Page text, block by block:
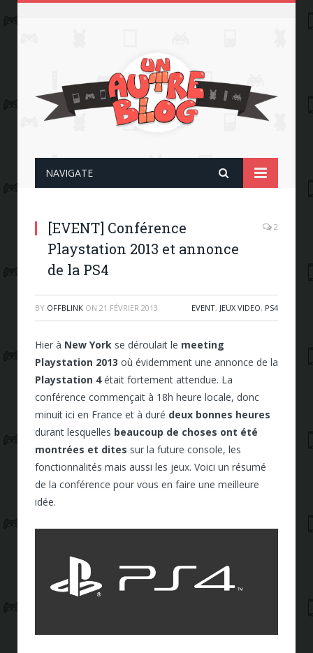
NAVIGATE
[EVENT] Conférence
Playstation 2013 et annonce
de la PS4
2
BY OFFBLINK ON 21 FÉVRIER 2013 EVENT, JEUX VIDEO, PS4
Hier à New York se déroulait le meeting
Playstation 2013 où évidemment une annonce de la
Playstation 4était fortement attendue. La
conférence commençait à 18h heure locale, donc
minuit ici en France et à duré deux bonnes heures
durant lesquelles beaucoup de choses ont été
montrées et dites sur la future console, les
fonctionnalités mais aussi les jeux. Voici un résumé
de la conférence pour vous en faire une meilleure
idée.